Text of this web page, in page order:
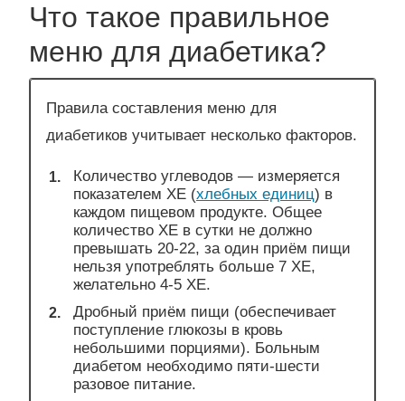
Что такое правильное
меню для диабетика?
Правила составления меню для
диабетиков учитывает несколько факторов.
Количество углеводов — измеряется
показателем ХЕ (хлебных единиц) в
каждом пищевом продукте. Общее
количество ХЕ в сутки не должно
превышать 20-22, за один приём пищи
нельзя употреблять больше 7 ХЕ,
желательно 4-5 ХЕ.
Дробный приём пищи (обеспечивает
поступление глюкозы в кровь
небольшими порциями). Больным
диабетом необходимо пяти-шести
разовое питание.